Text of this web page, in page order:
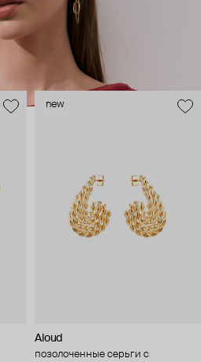
new
Aloud
позолоченные серьги с